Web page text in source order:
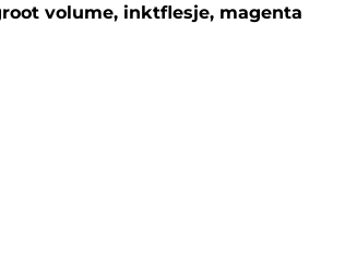
volume, inktflesje, magenta